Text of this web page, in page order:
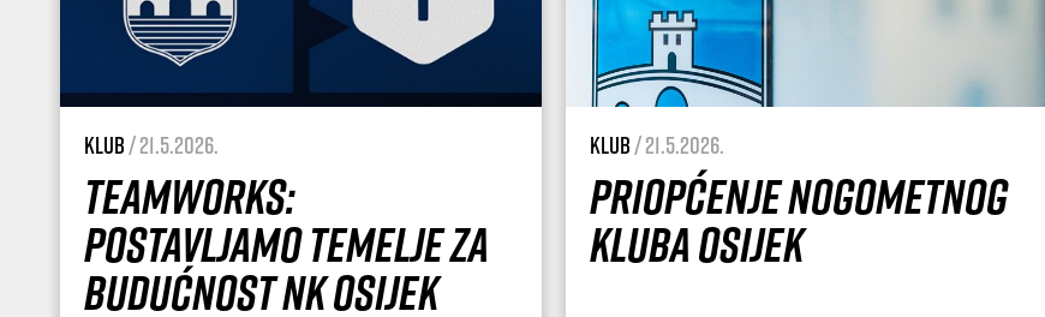
Klub/ 21.5.2026.
Teamworks:
Postavljamo temelje za
budućnost NK Osijek
Klub/ 21.5.2026.
Priopćenje Nogometnog
kluba Osijek